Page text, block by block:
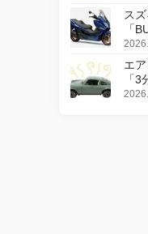
ス
「
更し
エ
「